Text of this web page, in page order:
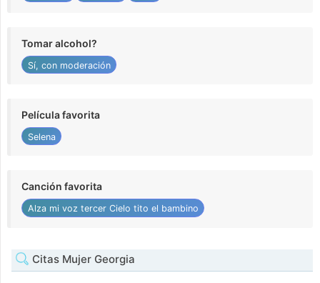
Tomar alcohol?
Sí, con moderación
Película favorita
Selena
Canción favorita
Alza mi voz tercer Cielo tito el bambino
Citas Mujer Georgia